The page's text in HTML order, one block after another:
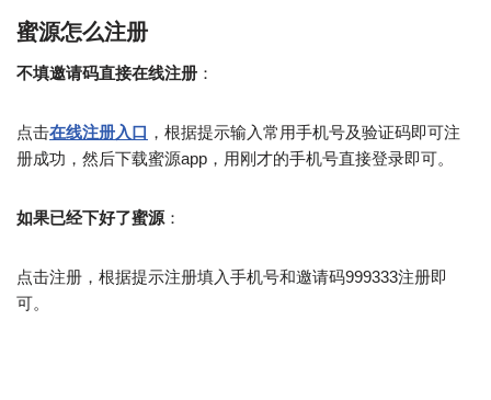
蜜源怎么注册
不填邀请码直接在线注册 ：
点击在线注册入口 ，根据提示输入常用手机号及验证码即可注
册成功，然后下载蜜源app，用刚才的手机号直接登录即可。
如果已经下好了蜜源 ：
点击注册，根据提示注册填入手机号和邀请码999333注册即
可。